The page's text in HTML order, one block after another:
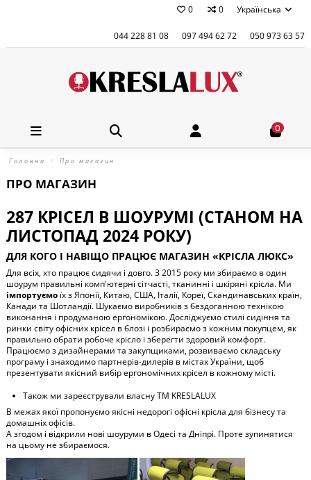
0 0 Українська
044 228 81 08 097 494 62 72 050 973 63 57
0
Головна Про магазин
ПРО МАГАЗИН
287 КРІСЕЛ В ШОУРУМІ (СТАНОМ НА
ЛИСТОПАД 2024 РОКУ)
ДЛЯ КОГО І НАВІЩО ПРАЦЮЄ МАГАЗИН «КРІСЛА ЛЮКС»
Для всіх, хто працює сидячи і довго. З 2015 року ми збираємо в один
шоурум правильні комп'ютерні сітчасті, тканинні і шкіряні крісла. Ми
імпортуємоїх з Японії, Китаю, США, Італії, Кореї, Скандинавських країн,
Канади та Шотландії. Шукаємо виробників з бездоганною технікою
виконання і продуманою ергономікою. Досліджуємо стилі сидіння та
ринки світу офісних крісел в блозі і розбираємо з кожним покупцем, як
правильно обрати робоче крісло і зберегти здоровий комфорт.
Працюємо з дизайнерами та закупщиками, розвиваємо складську
програму і знаходимо партнерів-дилерів в містах України, щоб
презентувати якісний вибір ергономічних крісел в кожному місті.
Також ми зареєстрували власну ТМ KRESLALUX
В межах якої пропонуємо якісні недорогі офісні крісла для бізнесу та
домашніх офісів.
А згодом і відкрили нові шоуруми в Одесі та Дніпрі. Проте зупинятися
на цьому не збираємося.